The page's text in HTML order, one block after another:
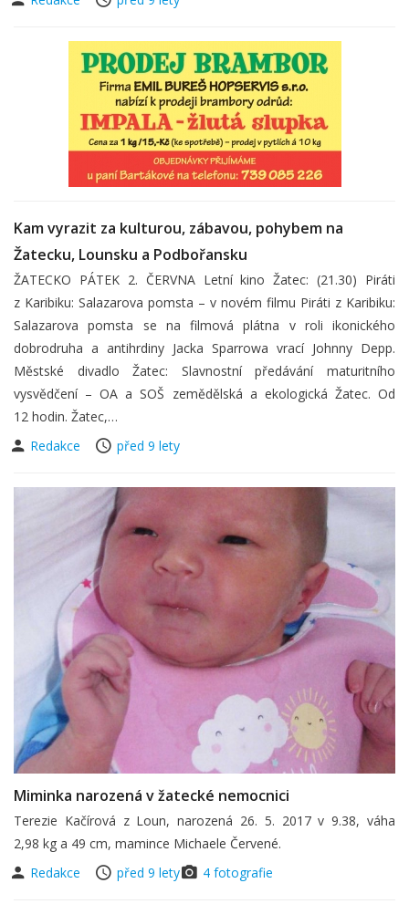
Kam vyrazit za kulturou, zábavou, pohybem na
Žatecku, Lounsku a Podbořansku
ŽATECKO PÁTEK 2. ČERVNA Letní kino Žatec: (21.30) Piráti
z Karibiku: Salazarova pomsta – v novém filmu Piráti z Karibiku:
Salazarova pomsta se na filmová plátna v roli ikonického
dobrodruha a antihrdiny Jacka Sparrowa vrací Johnny Depp.
Městské divadlo Žatec: Slavnostní předávání maturitního
vysvědčení – OA a SOŠ zemědělská a ekologická Žatec. Od
12 hodin. Žatec,…
Redakce
před 9 lety
Miminka narozená v žatecké nemocnici
Terezie Kačírová z Loun, narozená 26. 5. 2017 v 9.38, váha
2,98 kg a 49 cm, mamince Michaele Červené.
Redakce
před 9 lety 4 fotografie